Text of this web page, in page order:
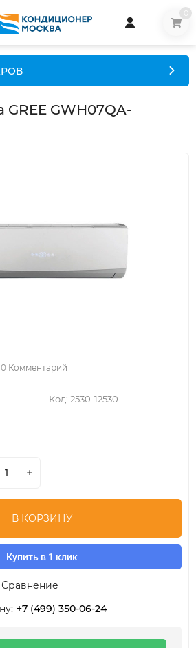
GWH07QA-
0 Комментарий
Код: 2530-12530
В КОРЗИНУ
Купить в 1 клик
Сравнение
+7 (499) 350-06-24